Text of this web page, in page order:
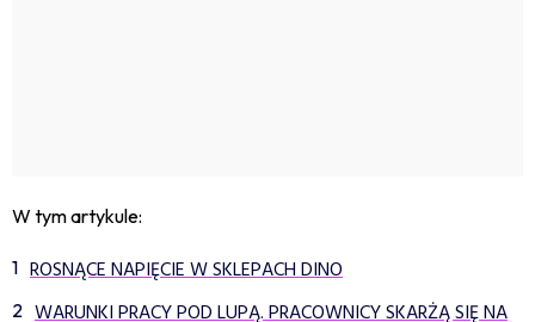
W tym artykule:
ROSNĄCE NAPIĘCIE W SKLEPACH DINO
WARUNKI PRACY POD LUPĄ. PRACOWNICY SKARŻĄ SIĘ NA